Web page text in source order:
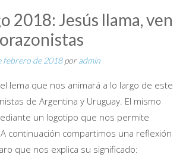
2018: Jesús llama, ven
febrero de 2018poradmin
lema que nos animará a lo largo de este
de Argentina y Uruguay. El mismo
un logotipo que nos permite
continuación compartimos una reflexión
que nos explica su significado: